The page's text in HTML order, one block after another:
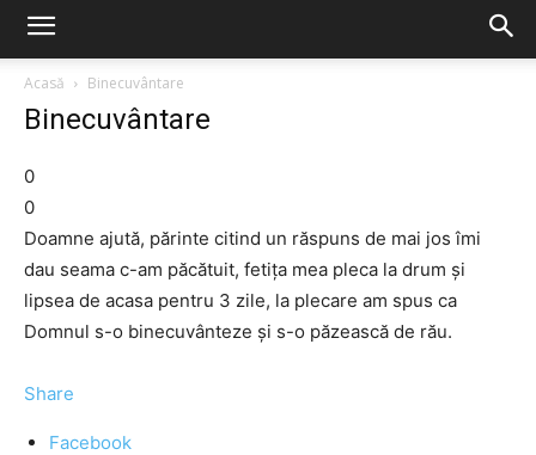
Acasă
Binecuvântare
Binecuvântare
0
0
Doamne ajută, părinte citind un răspuns de mai jos îmi
dau seama c-am păcătuit, fetița mea pleca la drum și
lipsea de acasa pentru 3 zile, la plecare am spus ca
Domnul s-o binecuvânteze și s-o păzească de rău.
Share
Facebook